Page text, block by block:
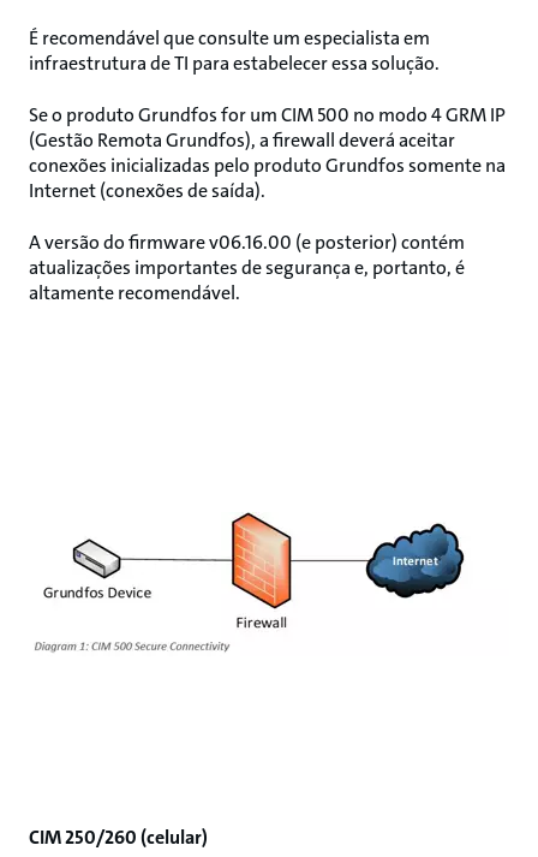
É recomendável que consulte um especialista em
infraestrutura de TI para estabelecer essa solução.
Se o produto Grundfos for um CIM 500 no modo 4 GRM IP
(Gestão Remota Grundfos), a firewall deverá aceitar
conexões inicializadas pelo produto Grundfos somente na
Internet (conexões de saída).
A versão do firmware v06.16.00 (e posterior) contém
atualizações importantes de segurança e, portanto, é
altamente recomendável.
CIM 250/260 (celular)